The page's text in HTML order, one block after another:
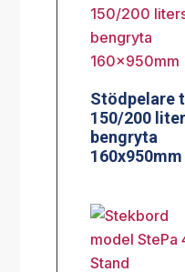
Stödpelare
150/200
bengryta
160x950mm